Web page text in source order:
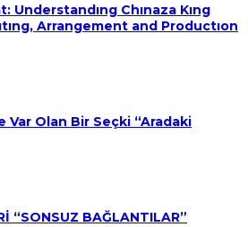
Understandıng Chınaza Kıng
Arrangement and Productıon
Var Olan Bir Seçki “Aradaki
“SONSUZ BAĞLANTILAR”